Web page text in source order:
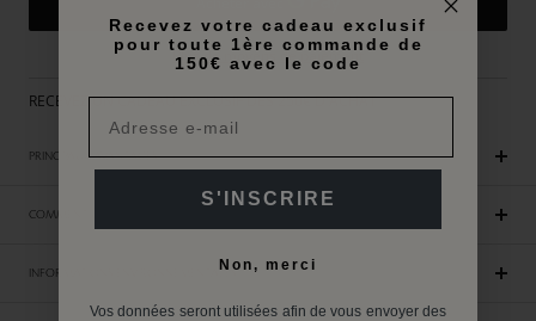
Plus de moyens de paiement
RECEVEZ UN CADEAU EXCLUSIF DES 250€ D'ACHAT
PRINCIPAUX AVANTAGES
COMMENT UTILISER
INFORMATIONS ENVIRONNEMENTALES
Recevez votre cadeau exclusif
pour toute 1ère commande de
150€ avec le code
S'INSCRIRE
Non, merci
Vos données seront utilisées afin de vous envoyer des